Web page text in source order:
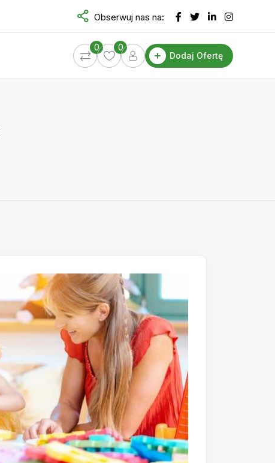
Obserwuj nas na:
0
0
Dodaj Ofertę